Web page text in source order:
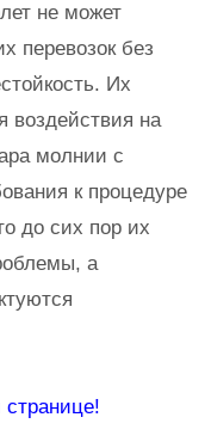
не может
перевозок без
Их
воздействия на
молнии с
к процедуре
до сих пор их
а
странице!